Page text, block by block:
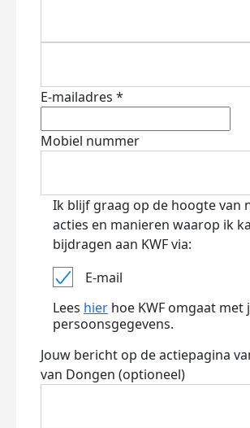
E-mailadres *
Mobiel nummer
Ik blijf graag op de hoogte van
acties en manieren waarop ik
bijdragen aan KWF via:
E-mail
Lees hier hoe KWF omgaat met
persoonsgegevens.
Jouw bericht op de actiepagina
van Dongen (optioneel)